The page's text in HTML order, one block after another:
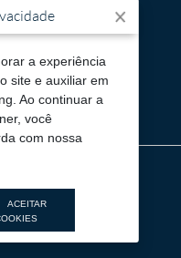
a experiência
site e auxiliar em
Ao continuar a
você
com nossa